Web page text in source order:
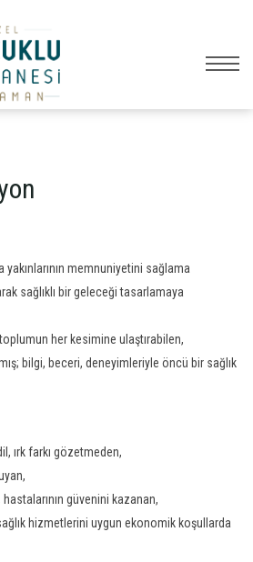
yakınlarının memnuniyetini sağlama
sağlıklı bir geleceği tasarlamaya
her kesimine ulaştırabilen,
bilgi, beceri, deneyimleriyle öncü bir sağlık
ırk farkı gözetmeden,
güvenini kazanan,
hizmetlerini uygun ekonomik koşullarda